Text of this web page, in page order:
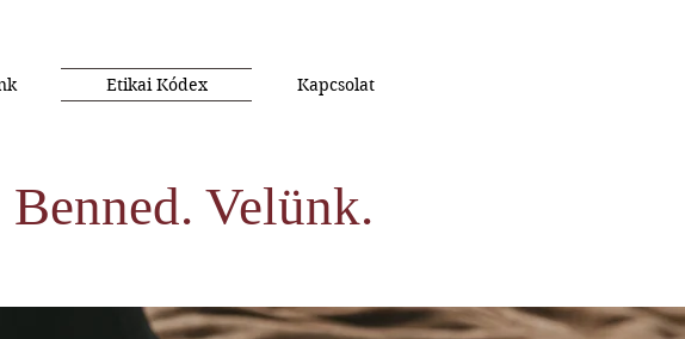
Etikai Kódex Kapcsolat
Velünk.